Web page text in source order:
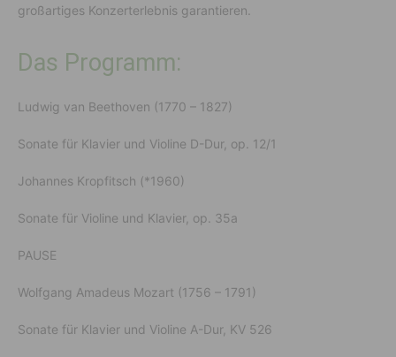
großartiges Konzerterlebnis garantieren.
Das Programm:
Ludwig van Beethoven (1770 – 1827)
Sonate für Klavier und Violine D-Dur, op. 12/1
Johannes Kropfitsch (*1960)
Sonate für Violine und Klavier, op. 35a
PAUSE
Wolfgang Amadeus Mozart (1756 – 1791)
Sonate für Klavier und Violine A-Dur, KV 526